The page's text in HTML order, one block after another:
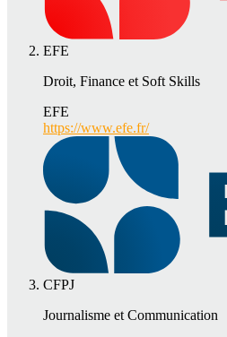
EFE
Droit, Finance et Soft Skills
EFE
https://www.efe.fr/
CFPJ
Journalisme et Communication